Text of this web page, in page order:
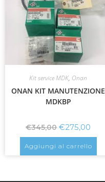
Kit service MDK, Onan
ONAN KIT MANUTENZIONE
MDKBP
€345,00 €275,00
Aggiungi al carrello